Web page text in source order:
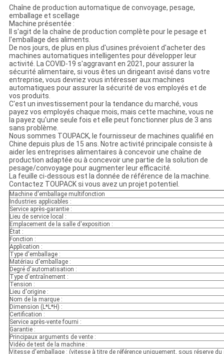
Chaîne de production automatique de convoyage, pesage,
emballage et scellage
Machine présentée :
Il s'agit de la chaîne de production complète pour le pesage et
l'emballage des aliments.
De nos jours, de plus en plus d'usines prévoient d'acheter des
machines automatiques intelligentes pour développer leur
activité. La COVID-19 s'aggravant en 2021, pour assurer la
sécurité alimentaire, si vous êtes un dirigeant avisé dans votre
entreprise, vous devriez vous intéresser aux machines
automatiques pour assurer la sécurité de vos employés et de
vos produits.
C'est un investissement pour la tendance du marché, vous
payez vos employés chaque mois, mais cette machine, vous ne
la payez qu'une seule fois et elle peut fonctionner plus de 3 ans
sans problème.
Nous sommes TOUPACK, le fournisseur de machines qualifié en
Chine depuis plus de 15 ans. Notre activité principale consiste à
aider les entreprises alimentaires à concevoir une chaîne de
production adaptée ou à concevoir une partie de la solution de
pesage/convoyage pour augmenter leur efficacité.
La feuille ci-dessous est la donnée de référence de la machine.
Contactez TOUPACK si vous avez un projet potentiel.
Machine d'emballage multifonction
Industries applicables :
Service après-garantie :
Lieu de service local :
Emplacement de la salle d'exposition :
État :
Fonction :
Application :
Type d'emballage :
Matériau d'emballage :
Degré d'automatisation :
Type d'entraînement :
Tension :
Lieu d'origine :
Nom de la marque :
Dimension (L*L*H) :
Certification :
Service après-vente fourni :
Garantie :
Principaux arguments de vente :
Vidéo de test de la machine :
Vitesse d'emballage : (vitesse à titre de référence uniquement, sous réserve du